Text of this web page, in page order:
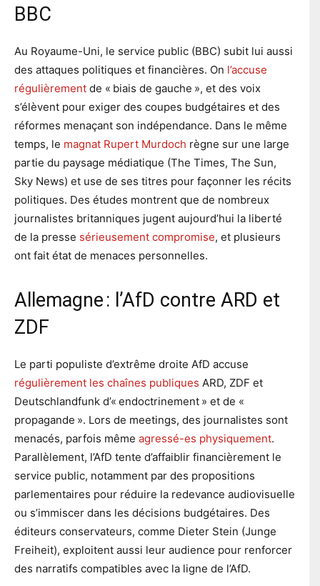
BBC
Au Royaume-Uni, le service public (BBC) subit lui aussi
des attaques politiques et financières. On l’accuse
régulièrement de « biais de gauche », et des voix
s’élèvent pour exiger des coupes budgétaires et des
réformes menaçant son indépendance. Dans le même
temps, le magnat Rupert Murdoch règne sur une large
partie du paysage médiatique (The Times, The Sun,
Sky News) et use de ses titres pour façonner les récits
politiques. Des études montrent que de nombreux
journalistes britanniques jugent aujourd’hui la liberté
de la presse sérieusement compromise, et plusieurs
ont fait état de menaces personnelles.
Allemagne : l’AfD contre ARD et
ZDF
Le parti populiste d’extrême droite AfD accuse
régulièrement les chaînes publiques ARD, ZDF et
Deutschlandfunk d’« endoctrinement » et de «
propagande ». Lors de meetings, des journalistes sont
menacés, parfois même agressé-es physiquement.
Parallèlement, l’AfD tente d’affaiblir financièrement le
service public, notamment par des propositions
parlementaires pour réduire la redevance audiovisuelle
ou s’immiscer dans les décisions budgétaires. Des
éditeurs conservateurs, comme Dieter Stein (Junge
Freiheit), exploitent aussi leur audience pour renforcer
des narratifs compatibles avec la ligne de l’AfD.